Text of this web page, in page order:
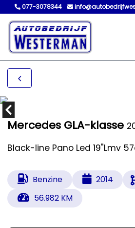
077-3078344
Mercedes GLA-klasse
Black-line Pano Led 19"Lmv
Benzine 2014
56.982 KM